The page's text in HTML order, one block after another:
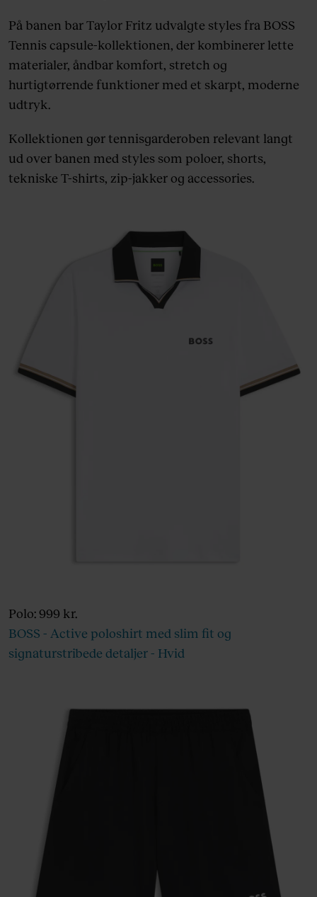
På banen bar Taylor Fritz udvalgte styles fra BOSS
Tennis capsule-kollektionen, der kombinerer lette
materialer, åndbar komfort, stretch og
hurtigtørrende funktioner med et skarpt, moderne
udtryk.
Kollektionen gør tennisgarderoben relevant langt
ud over banen med styles som poloer, shorts,
tekniske T-shirts, zip-jakker og accessories.
Polo: 999 kr.
BOSS - Active poloshirt med slim fit og
signaturstribede detaljer - Hvid